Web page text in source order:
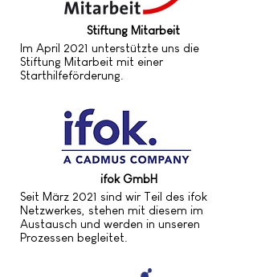
Stiftung Mitarbeit
Im April 2021 unterstützte uns die
Stiftung Mitarbeit mit einer
Starthilfeförderung.
ifok GmbH
Seit März 2021 sind wir Teil des ifok
Netzwerkes, stehen mit diesem im
Austausch und werden in unseren
Prozessen begleitet.